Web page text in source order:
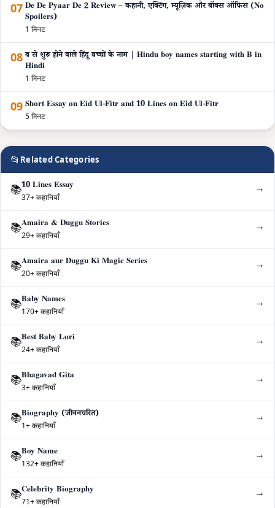
07 De De Pyaar De 2 Review – कहानी, एक्टिंग, म्यूज़िक और बॉक्स ऑफिस (No
Spoilers)
1 मिनट
08 ब से शुरू होने वाले हिंदू बच्चों के नाम | Hindu boy names starting with B in
Hindi
1 मिनट
09 Short Essay on Eid Ul-Fitr and 10 Lines on Eid Ul-Fitr
5 मिनट
📂 Related Categories
📚10 Lines Essay
37+ कहानियाँ
→
📚Amaira & Duggu Stories
29+ कहानियाँ
→
📚Amaira aur Duggu Ki Magic Series
20+ कहानियाँ
→
📚Baby Names
170+ कहानियाँ
→
📚Best Baby Lori
24+ कहानियाँ
→
📚Bhagavad Gita
3+ कहानियाँ
→
📚Biography (जीवनचरित)
1+ कहानियाँ
→
📚Boy Name
132+ कहानियाँ
→
📚Celebrity Biography
71+ कहानियाँ
→